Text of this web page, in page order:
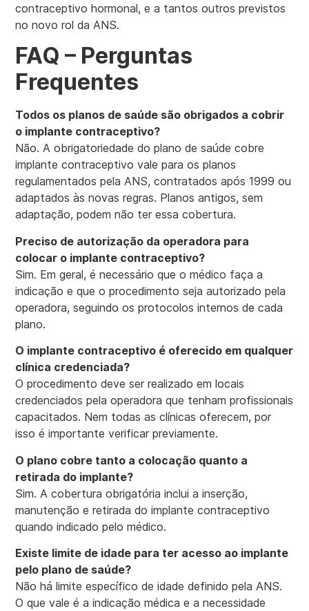
contraceptivo hormonal, e a tantos outros previstos
no novo rol da ANS.
FAQ – Perguntas
Frequentes
Todos os planos de saúde são obrigados a cobrir
o implante contraceptivo?
Não. A obrigatoriedade do plano de saúde cobre
implante contraceptivo vale para os planos
regulamentados pela ANS, contratados após 1999 ou
adaptados às novas regras. Planos antigos, sem
adaptação, podem não ter essa cobertura.
Preciso de autorização da operadora para
colocar o implante contraceptivo?
Sim. Em geral, é necessário que o médico faça a
indicação e que o procedimento seja autorizado pela
operadora, seguindo os protocolos internos de cada
plano.
O implante contraceptivo é oferecido em qualquer
clínica credenciada?
O procedimento deve ser realizado em locais
credenciados pela operadora que tenham profissionais
capacitados. Nem todas as clínicas oferecem, por
isso é importante verificar previamente.
O plano cobre tanto a colocação quanto a
retirada do implante?
Sim. A cobertura obrigatória inclui a inserção,
manutenção e retirada do implante contraceptivo
quando indicado pelo médico.
Existe limite de idade para ter acesso ao implante
pelo plano de saúde?
Não há limite específico de idade definido pela ANS.
O que vale é a indicação médica e a necessidade